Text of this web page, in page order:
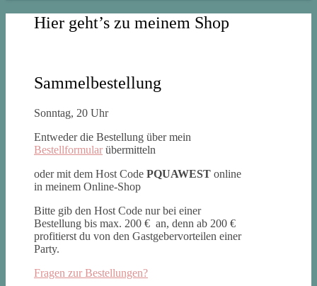
Hier geht’s zu meinem Shop
Sammelbestellung
Sonntag, 20 Uhr
Entweder die Bestellung über mein
Bestellformular übermitteln
oder mit dem Host Code PQUAWEST online
in meinem Online-Shop
Bitte gib den Host Code nur bei einer
Bestellung bis max. 200 € an, denn ab 200 €
profitierst du von den Gastgebervorteilen einer
Party.
Fragen zur Bestellungen?